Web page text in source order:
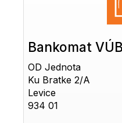
Bankomat
OD Jednota
Ku Bratke 2/A
Levice
934 01